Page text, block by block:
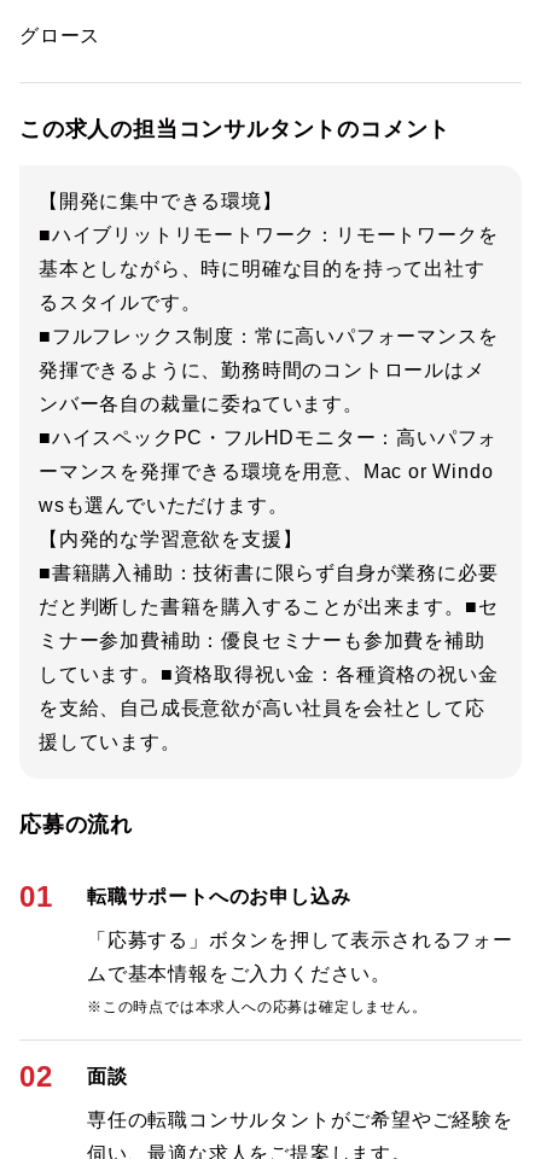
グロース
この求人の担当コンサルタントのコメント
【開発に集中できる環境】
■ハイブリットリモートワーク：リモートワークを
基本としながら、時に明確な目的を持って出社す
るスタイルです。
■フルフレックス制度：常に高いパフォーマンスを
発揮できるように、勤務時間のコントロールはメ
ンバー各自の裁量に委ねています。
■ハイスペックPC・フルHDモニター：高いパフォ
ーマンスを発揮できる環境を用意、Mac or Windo
wsも選んでいただけます。
【内発的な学習意欲を支援】
■書籍購入補助：技術書に限らず自身が業務に必要
だと判断した書籍を購入することが出来ます。■セ
ミナー参加費補助：優良セミナーも参加費を補助
しています。■資格取得祝い金：各種資格の祝い金
を支給、自己成長意欲が高い社員を会社として応
援しています。
応募の流れ
01 転職サポートへのお申し込み
「応募する」ボタンを押して表示されるフォー
ムで基本情報をご入力ください。
※この時点では本求人への応募は確定しません。
02 面談
専任の転職コンサルタントがご希望やご経験を
伺い、最適な求人をご提案します。